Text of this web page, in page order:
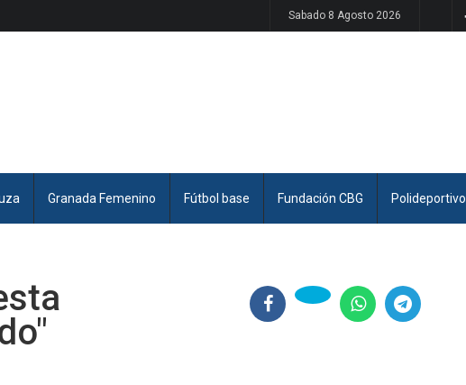
Sabado 8 Agosto 2026
Granada Femenino Fútbol base Fundación CBG Polideportivo